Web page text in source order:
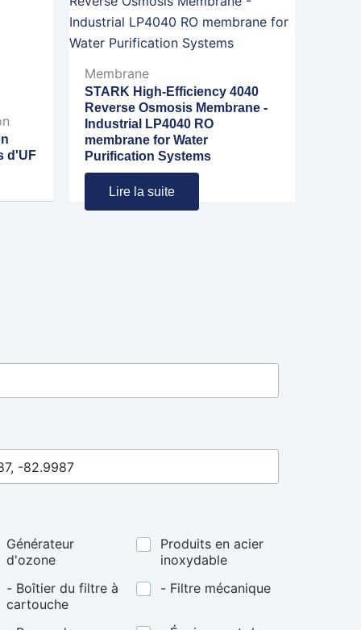
d'UF
Membrane
STARK High-Efficiency 4040
Reverse Osmosis Membrane -
Industrial LP4040 RO
membrane for Water
Purification Systems
Lire la suite
Générateur
d'ozone
Produits en acier
inoxydable
- Boîtier du filtre à
cartouche
- Filtre mécanique